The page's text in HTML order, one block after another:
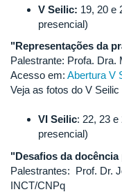
V Seilic: 19, 20 e
presencial)
"Representações da
Palestrante: Profa. Dra.
Acesso em: Abertura V
Veja as fotos do V
VI Seilic: 22, 23
presencial)
"Desafios da
Palestrantes: Prof. Dr.
INCT/CNPq